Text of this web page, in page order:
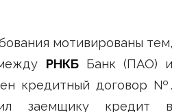
мотивированы тем,
РНКББанк (ПАО) и
кредитный договор №.
заемщику кредит в